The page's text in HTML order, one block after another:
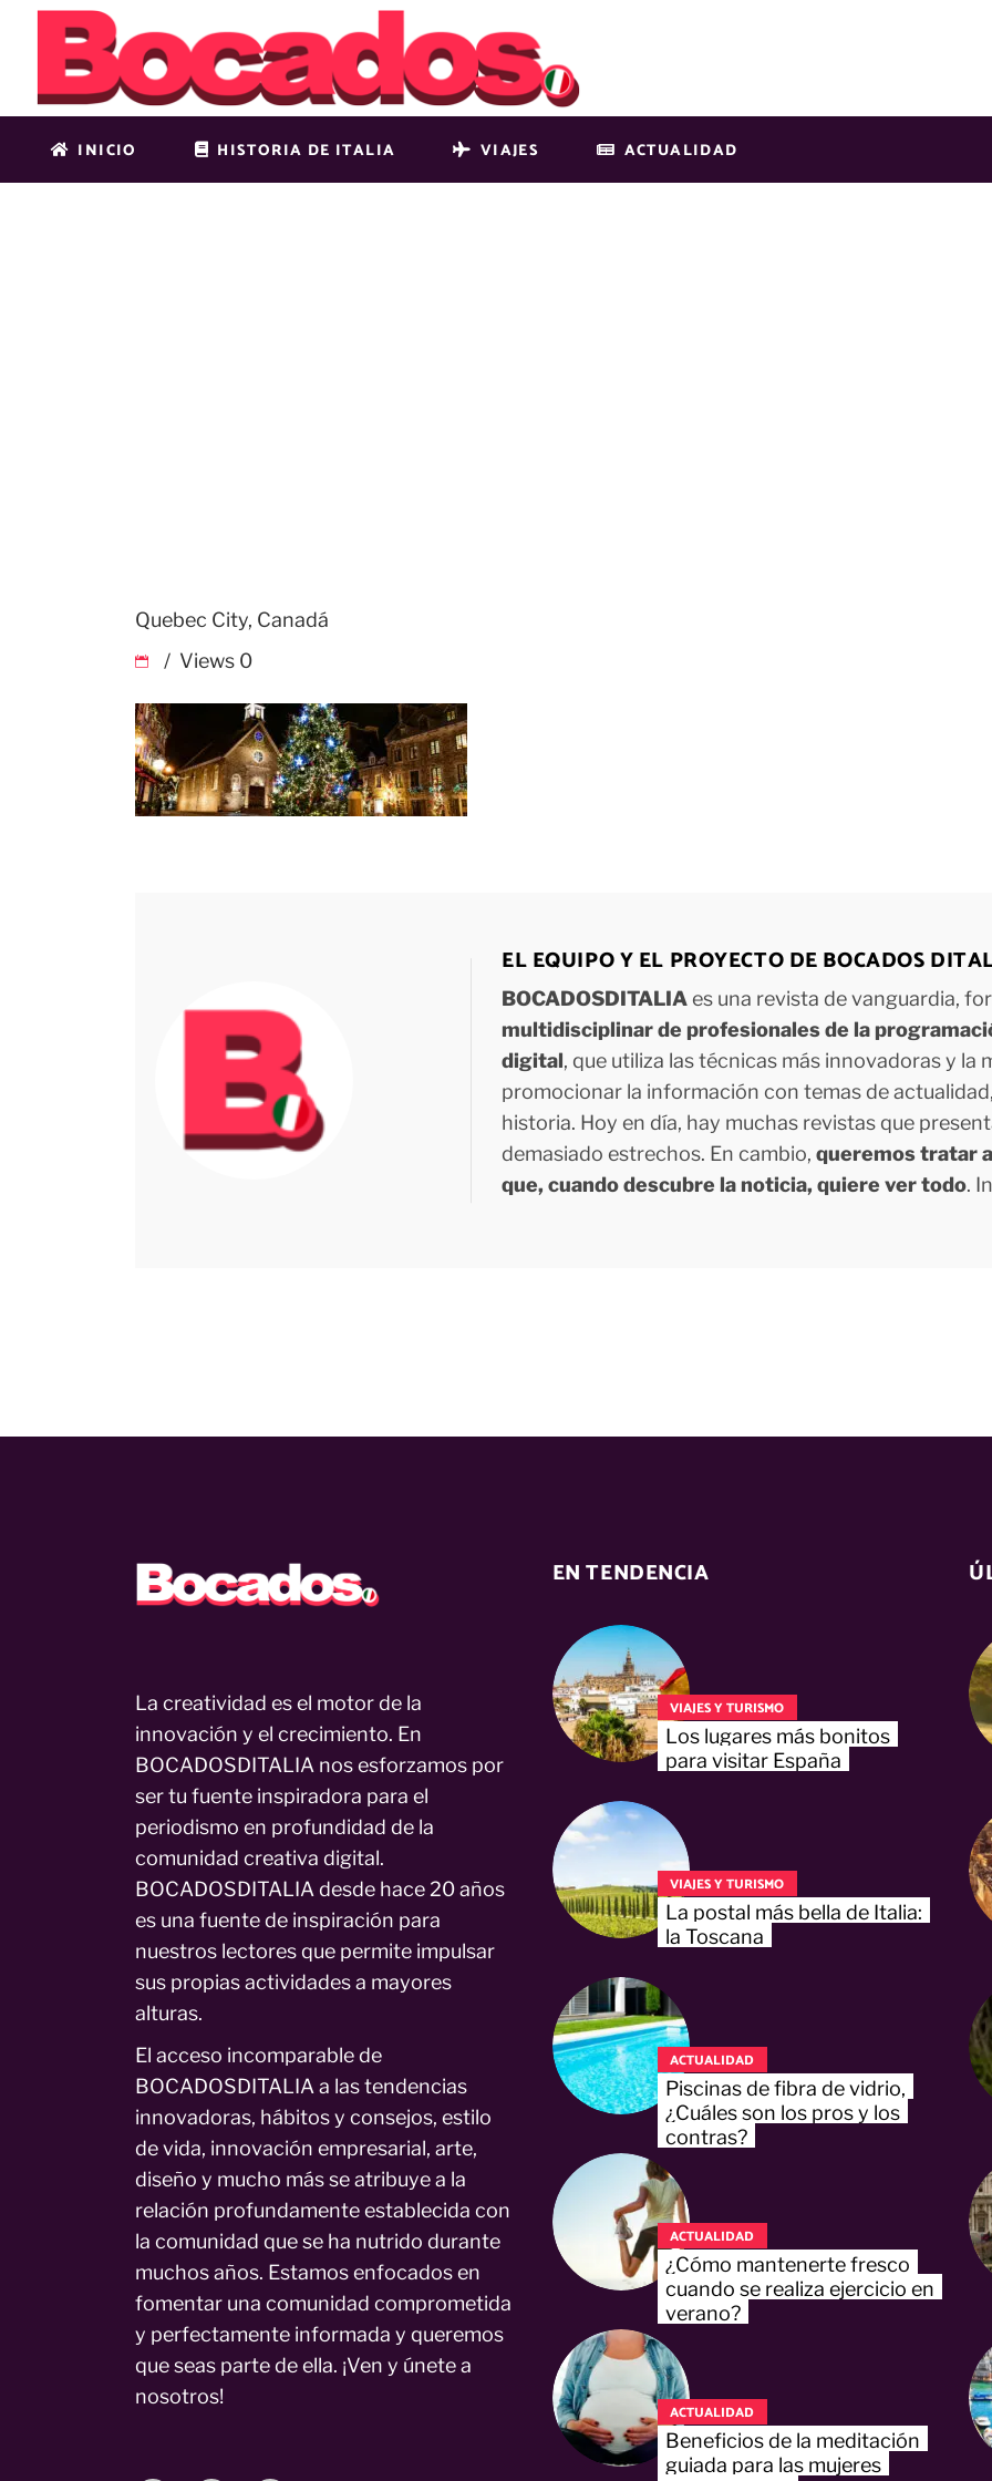
INICIO HISTORIA DE ITALIA VIAJES ACTUALIDAD
Quebec City, Canadá
Views 0
EL EQUIPO Y EL PROYECTO DE BOCADOS
BOCADOSDITALIAes una revista de vanguardia,
multidisciplinar de profesionales de la
digital, que utiliza las técnicas más innovadoras y
promocionar la información con temas de
historia. Hoy en día, hay muchas revistas que
demasiado estrechos. En cambio, queremos tratar
que, cuando descubre la noticia, quiere ver todo.
La creatividad es el motor de la
innovación y el crecimiento. En
BOCADOSDITALIA nos esforzamos por
ser tu fuente inspiradora para el
periodismo en profundidad de la
comunidad creativa digital.
BOCADOSDITALIA desde hace 20 años
es una fuente de inspiración para
nuestros lectores que permite impulsar
sus propias actividades a mayores
alturas.
El acceso incomparable de
BOCADOSDITALIA a las tendencias
innovadoras, hábitos y consejos, estilo
de vida, innovación empresarial, arte,
diseño y mucho más se atribuye a la
relación profundamente establecida con
la comunidad que se ha nutrido durante
muchos años. Estamos enfocados en
fomentar una comunidad comprometida
y perfectamente informada y queremos
que seas parte de ella. ¡Ven y únete a
nosotros!
EN TENDENCIA
VIAJES Y TURISMO
Los lugares más bonitos
para visitar España
VIAJES Y TURISMO
La postal más bella de Italia:
la Toscana
ACTUALIDAD
Piscinas de fibra de vidrio,
¿Cuáles son los pros y los
contras?
ACTUALIDAD
¿Cómo mantenerte fresco
cuando se realiza ejercicio en
verano?
ACTUALIDAD
Beneficios de la meditación
guiada para las mujeres